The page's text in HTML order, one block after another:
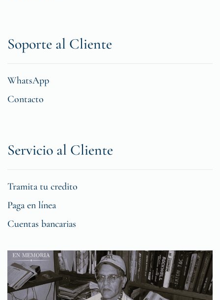
Soporte al Cliente
WhatsApp
Contacto
Servicio al Cliente
Tramita tu credito
Paga en línea
Cuentas bancarias